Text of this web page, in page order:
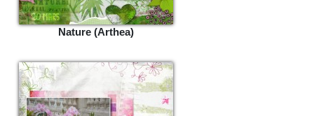
Nature (Arthea)